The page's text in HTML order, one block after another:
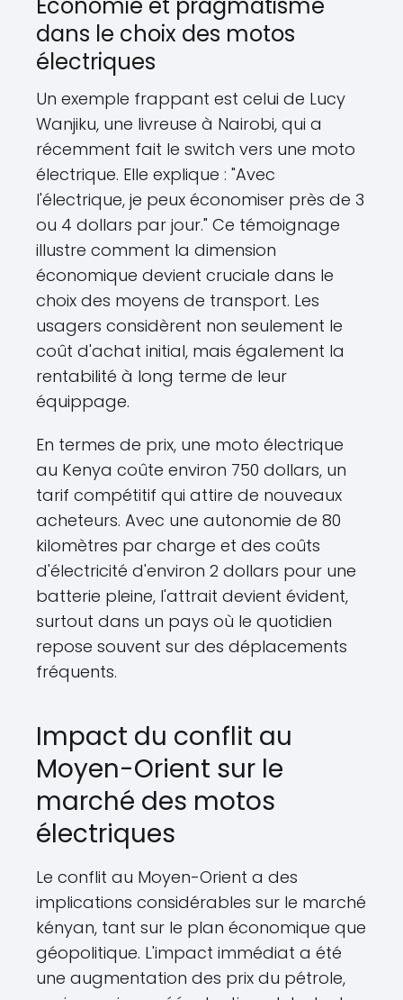
dans le choix des motos
électriques
Un exemple frappant est celui de Lucy
Wanjiku, une livreuse à Nairobi, qui a
récemment fait le switch vers une moto
électrique. Elle explique : "Avec
l'électrique, je peux économiser près de 3
ou 4 dollars par jour." Ce témoignage
illustre comment la dimension
économique devient cruciale dans le
choix des moyens de transport. Les
usagers considèrent non seulement le
coût d'achat initial, mais également la
rentabilité à long terme de leur
équippage.
En termes de prix, une moto électrique
au Kenya coûte environ 750 dollars, un
tarif compétitif qui attire de nouveaux
acheteurs. Avec une autonomie de 80
kilomètres par charge et des coûts
d'électricité d'environ 2 dollars pour une
batterie pleine, l'attrait devient évident,
surtout dans un pays où le quotidien
repose souvent sur des déplacements
fréquents.
Impact du conflit au
Moyen-Orient sur le
marché des motos
électriques
Le conflit au Moyen-Orient a des
implications considérables sur le marché
kényan, tant sur le plan économique que
géopolitique. L'impact immédiat a été
une augmentation des prix du pétrole,